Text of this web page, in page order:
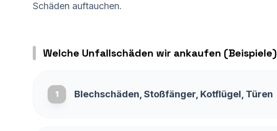
Schäden auftauchen.
Welche Unfallschäden wir ankaufen (Beispiele)
1 Blechschäden, Stoßfänger, Kotflügel, Türen